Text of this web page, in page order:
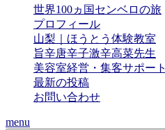
世界100ヵ国センベロの旅
プロフィール
山梨｜ほうとう体験教室
旨辛唐辛子激辛高菜先生
美容室経営・集客サポート
最新の投稿
お問い合わせ
menu